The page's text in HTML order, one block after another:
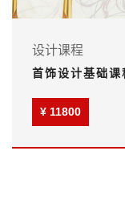
设计课程
首饰设计基础
¥ 11800